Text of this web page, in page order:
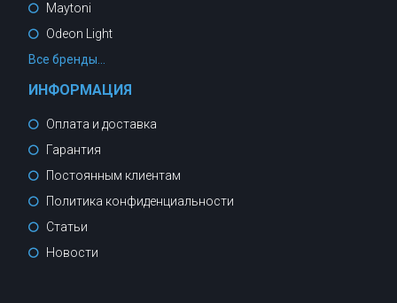
Maytoni
Odeon Light
Все бренды...
ИНФОРМАЦИЯ
Оплата и доставка
Гарантия
Постоянным клиентам
Политика конфиденциальности
Статьи
Новости